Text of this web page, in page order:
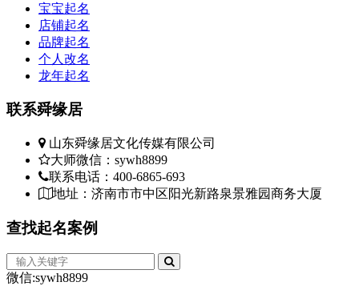
宝宝起名
店铺起名
品牌起名
个人改名
龙年起名
联系舜缘居
山东舜缘居文化传媒有限公司
大师微信：sywh8899
联系电话：400-6865-693
地址：济南市市中区阳光新路泉景雅园商务大厦
查找起名案例
微信:sywh8899